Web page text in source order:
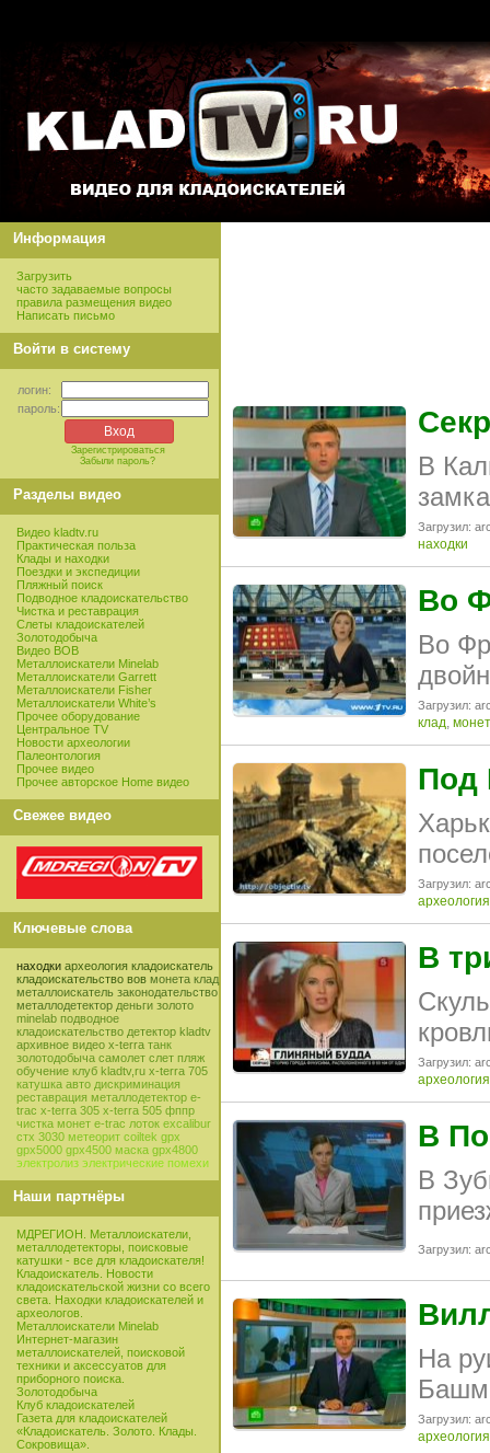
Информация
Загрузить
часто задаваемые вопросы
правила размещения видео
Написать письмо
Войти в систему
логин:
пароль:
Зарегистрироваться
Забыли пароль?
Разделы видео
Видео kladtv.ru
Практическая польза
Клады и находки
Поездки и экспедиции
Пляжный поиск
Подводное кладоискательство
Чистка и реставрация
Слеты кладоискателей
Золотодобыча
Видео ВОВ
Металлоискатели Minelab
Металлоискатели Garrett
Металлоискатели Fisher
Металлоискатели White’s
Прочее оборудование
Центральное TV
Новости археологии
Палеонтология
Прочее видео
Прочее авторское Home видео
Свежее видео
Ключевые слова
находки археология кладоискатель
кладоискательство вов монета клад
металлоискатель законодательство
металлодетектор деньги золото
minelab подводное
кладоискательство детектор kladtv
архивное видео x-terra танк
золотодобыча самолет слет пляж
обучение клуб kladtv,ru x-terra 705
катушка авто дискриминация
реставрация металлодетектор e-
trac x-terra 305 x-terra 505 фппр
чистка монет e-trac лоток excalibur
стх 3030 метеорит coiltek gpx
gpx5000 gpx4500 маска gpx4800
электролиз электрические помехи
Наши партнёры
МДРЕГИОН. Металлоискатели,
металлодетекторы, поисковые
катушки - все для кладоискателя!
Кладоискатель. Новости
кладоискательской жизни со всего
света. Находки кладоискателей и
археологов.
Металлоискатели Minelab
Интернет-магазин
металлоискателей, поисковой
техники и аксессуатов для
приборного поиска.
Золотодобыча
Клуб кладоискателей
Газета для кладоискателей
«Кладоискатель. Золото. Клады.
Сокровища».
В
Загрузил:
находки
Во
Во
Загрузил:
клад,
Под
Загрузил:
археология
В
Загрузил:
археология
В
В
Загрузил:
На
Загрузил:
археология